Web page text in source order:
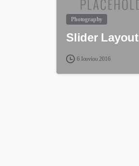
Photography
Slider Layout
6 Ιουνίου 2016